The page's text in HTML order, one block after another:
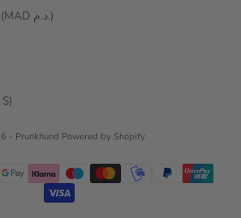
Western Sahara (MAD د.م.)
- Prunkhund Powered by Shopify